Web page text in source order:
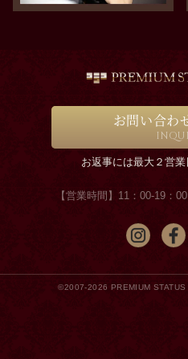
お問い合わ
お返事には最大２営
【営業時間】11：00-19：
©2007-2026 PREMIUM STATUS